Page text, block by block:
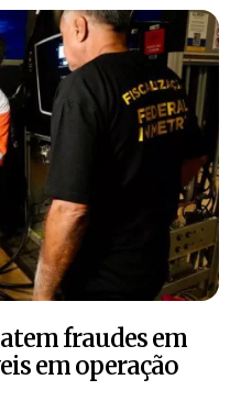
fraudes em
em operação